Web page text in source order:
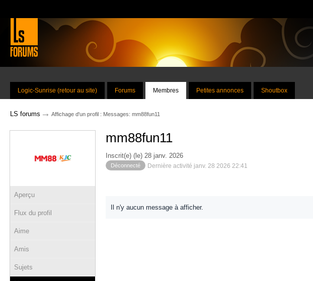
Logic-Sunrise (retour au site) Forums Membres Petites annonces Shoutbox
LS forums → Affichage d'un profil : Messages: mm88fun11
Aperçu
Flux du profil
Aime
Amis
Sujets
mm88fun11
Inscrit(e) (le) 28 janv. 2026
Déconnecté Dernière activité janv. 28 2026 22:41
Il n'y aucun message à afficher.